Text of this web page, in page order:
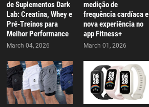
de Suplementos Dark
Lab: Creatina, Whey e
Pré-Treinos para
Melhor Performance
March 04, 2026
medição de
frequência cardíaca e
nova experiência no
app Fitness+
March 01, 2026